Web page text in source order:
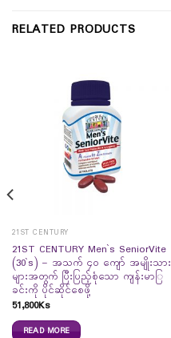
RELATED PRODUCTS
21ST CENTURY
21ST CENTURY Men`s SeniorVite
(30`s) – အသက် ၄၀ ကျော် အမျိုးသား
များအတွက် ပြီးပြည့်စုံသော ကျန်းမာြ
ခင်းကို ပိုင်ဆိုင်စေဖို့
51,800Ks
READ MORE